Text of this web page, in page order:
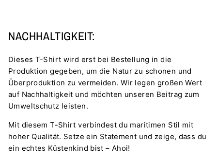
NACHHALTIGKEIT:
Dieses T-Shirt wird erst bei Bestellung in die
Produktion gegeben, um die Natur zu schonen und
Überproduktion zu vermeiden. Wir legen großen Wert
auf Nachhaltigkeit und möchten unseren Beitrag zum
Umweltschutz leisten.
Mit diesem T-Shirt verbindest du maritimen Stil mit
hoher Qualität. Setze ein Statement und zeige, dass du
ein echtes Küstenkind bist – Ahoi!